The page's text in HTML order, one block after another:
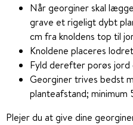
Når georginer skal
grave et rigeligt dybt
cm fra knoldens top til
Knoldene placeres
Fyld derefter porøs jord
Georginer trives bedst
planteafstand;
Plejer du at give dine